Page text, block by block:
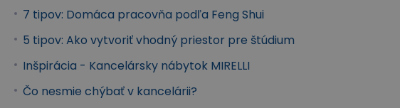
7 tipov: Domáca pracovňa podľa Feng Shui
5 tipov: Ako vytvoriť vhodný priestor pre štúdium
Inšpirácia - Kancelársky nábytok MIRELLI
Čo nesmie chýbať v kancelárii?